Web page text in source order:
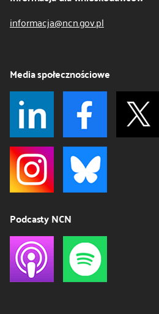
informacja@ncn.gov.pl
Media społecznościowe
Podcasty NCN